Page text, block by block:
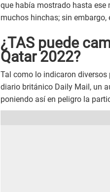
que había mostrado hasta ese
muchos hinchas; sin embargo,
¿TAS puede
Qatar 2022?
Tal como lo indicaron
diario británico Daily Mail, un
poniendo así en peligro la